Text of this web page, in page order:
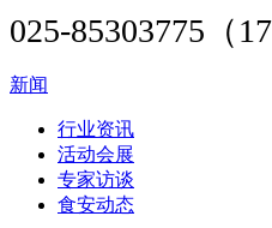
025-85303775（
新闻
行业资讯
活动会展
专家访谈
食安动态